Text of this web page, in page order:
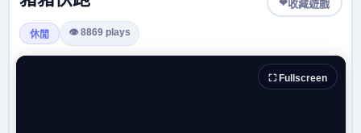
❤收藏遊戲
休閒 👁 8869 plays
⛶ Fullscreen